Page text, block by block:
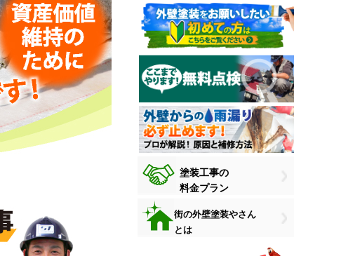
塗装工事の
料金プラン
街の外壁塗装やさん
とは